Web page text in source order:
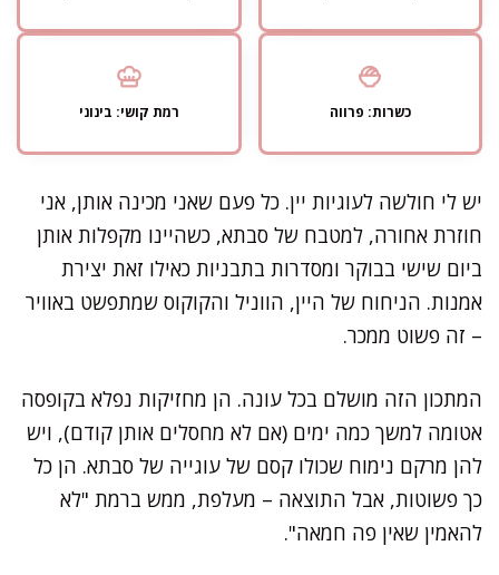
כשרות: פרווה רמת קושי: בינוני
יש לי חולשה לעוגיות יין. כל פעם שאני מכינה אותן, אני
חוזרת אחורה, למטבח של סבתא, כשהיינו מקפלות אותן
ביום שישי בבוקר ומסדרות בתבניות כאילו זאת יצירת
אמנות. הניחוח של היין, הווניל והקוקוס שמתפשט באוויר
– זה פשוט ממכר.
המתכון הזה מושלם בכל עונה. הן מחזיקות נפלא בקופסה
אטומה למשך כמה ימים (אם לא מחסלים אותן קודם), ויש
להן מרקם נימוח שכולו קסם של עוגייה של סבתא. הן כל
כך פשוטות, אבל התוצאה – מעלפת, ממש ברמת "לא
להאמין שאין פה חמאה".